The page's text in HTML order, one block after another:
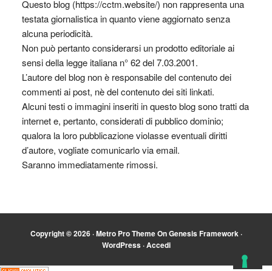
Questo blog (https://cctm.website/) non rappresenta una
testata giornalistica in quanto viene aggiornato senza
alcuna periodicità.
Non può pertanto considerarsi un prodotto editoriale ai
sensi della legge italiana n° 62 del 7.03.2001.
L’autore del blog non è responsabile del contenuto dei
commenti ai post, nè del contenuto dei siti linkati.
Alcuni testi o immagini inseriti in questo blog sono tratti da
internet e, pertanto, considerati di pubblico dominio;
qualora la loro pubblicazione violasse eventuali diritti
d’autore, vogliate comunicarlo via email.
Saranno immediatamente rimossi.
Copyright © 2026 ·Metro Pro ThemeOnGenesis Framework·
WordPress·Accedi